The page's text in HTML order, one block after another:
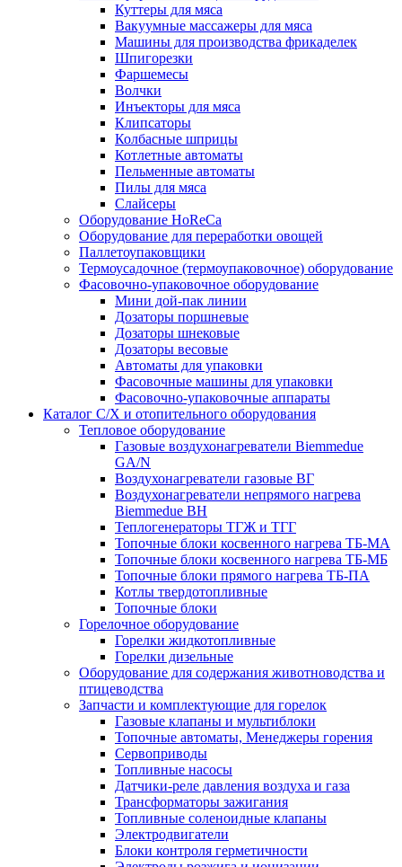
Куттеры для мяса
Вакуумные массажеры для мяса
Машины для производства фрикаделек
Шпигорезки
Фаршемесы
Волчки
Инъекторы для мяса
Клипсаторы
Колбасные шприцы
Котлетные автоматы
Пельменные автоматы
Пилы для мяса
Слайсеры
Оборудование HoReCa
Оборудование для переработки овощей
Паллетоупаковщики
Термоусадочное (термоупаковочное) оборудование
Фасовочно-упаковочное оборудование
Мини дой-пак линии
Дозаторы поршневые
Дозаторы шнековые
Дозаторы весовые
Автоматы для упаковки
Фасовочные машины для упаковки
Фасовочно-упаковочные аппараты
Каталог С/Х и отопительного оборудования
Тепловое оборудование
Газовые воздухонагреватели Biemmedue
GA/N
Воздухонагреватели газовые ВГ
Воздухонагреватели непрямого нагрева
Biemmedue BH
Теплогенераторы ТГЖ и ТГГ
Топочные блоки косвенного нагрева ТБ-МА
Топочные блоки косвенного нагрева ТБ-МБ
Топочные блоки прямого нагрева ТБ-ПА
Котлы твердотопливные
Топочные блоки
Горелочное оборудование
Горелки жидкотопливные
Горелки дизельные
Оборудование для содержания животноводства и
птицеводства
Запчасти и комплектующие для горелок
Газовые клапаны и мультиблоки
Топочные автоматы, Менеджеры горения
Сервоприводы
Топливные насосы
Датчики-реле давления воздуха и газа
Трансформаторы зажигания
Топливные соленоидные клапаны
Электродвигатели
Блоки контроля герметичности